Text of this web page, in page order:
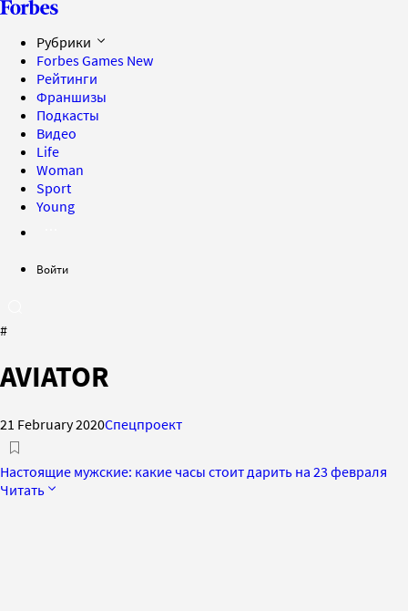
Рубрики
Forbes Games New
Рейтинги
Франшизы
Подкасты
Видео
Life
Woman
Sport
Young
Войти
#
AVIATOR
21 February 2020Спецпроект
Настоящие мужские: какие часы стоит дарить на 23 февраля
Читать